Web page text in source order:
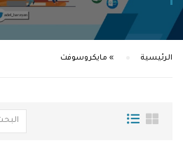
الرئيسية » مايكروسوفت